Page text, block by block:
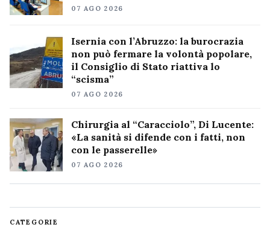
07 AGO 2026
Isernia con l’Abruzzo: la burocrazia
non può fermare la volontà popolare,
il Consiglio di Stato riattiva lo
“scisma”
07 AGO 2026
Chirurgia al “Caracciolo”, Di Lucente:
«La sanità si difende con i fatti, non
con le passerelle»
07 AGO 2026
CATEGORIE